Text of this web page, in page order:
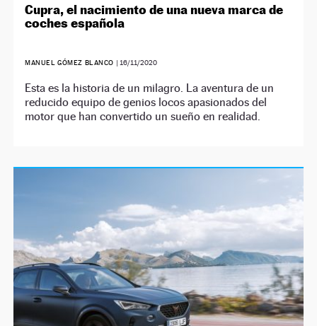
Cupra, el nacimiento de una nueva marca de
coches española
MANUEL GÓMEZ BLANCO | 16/11/2020
Esta es la historia de un milagro. La aventura de un
reducido equipo de genios locos apasionados del
motor que han convertido un sueño en realidad.